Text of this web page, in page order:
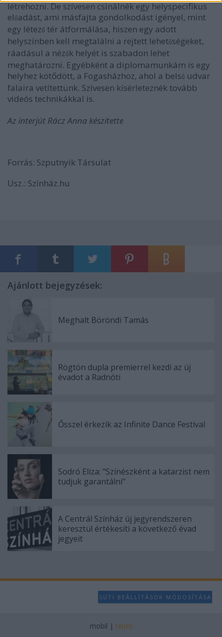
létrehozni. De szívesen csinálnék egy helyspecifikus
előadást, ami másfajta gondolkodást igényel, mint
egy létező tér átformálása, hiszen egy adott
helyszínben kell megtalálni a rejtett lehetőségeket,
ráadásul a néző k helyét is szabadon lehet
meghatározni. Egyébként a diplomamunkám is egy
helyhez kötődött, a Fogasházhoz, ahol a belső udvar
falaira vetítettünk. Szívesen kísérleteznék tovább
videós technikákkal is.
Az interjút Rácz Anna készítette
Forrás: Szputnyik Társulat
Usz.: Színház.hu
Ajánlott bejegyzések:
Meghalt Böröndi Tamás
Rögtön dupla premierrel kezdi az új
évadot a Radnóti
Ősszel érkezik az Infinite Dance Festival
Sodró Eliza: "Színészként a katarzist nem
tudjuk garantálni"
A Centrál Színház új jegyrendszeren
keresztül értékesíti a következő évad
jegyeit
SÜTI BEÁLLÍTÁSOK MÓDOSÍTÁSA
mobil | teljes